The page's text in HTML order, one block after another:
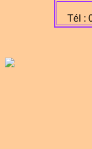
Tél :